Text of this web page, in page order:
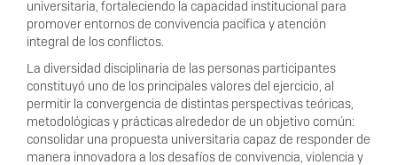
universitaria, fortaleciendo la capacidad institucional para
promover entornos de convivencia pacífica y atención
integral de los conflictos.
La diversidad disciplinaria de las personas participantes
constituyó uno de los principales valores del ejercicio, al
permitir la convergencia de distintas perspectivas teóricas,
metodológicas y prácticas alrededor de un objetivo común:
consolidar una propuesta universitaria capaz de responder de
manera innovadora a los desafíos de convivencia, violencia y